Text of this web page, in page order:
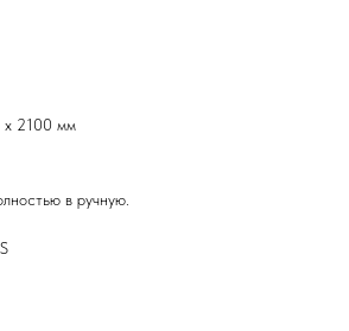
х 2100 мм
в ручную.